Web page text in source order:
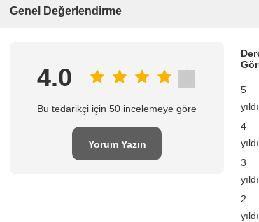
Genel Değerlendirme
4.0
Bu tedarikçi için 50 incelemeye göre
Yorum Yazın
5
4
3
2